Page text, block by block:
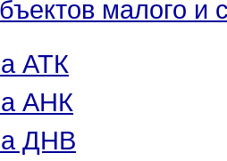
АТК
АНК
ДНВ